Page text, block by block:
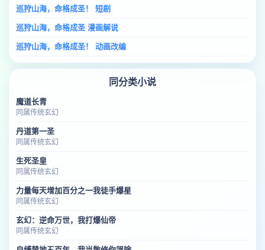
巡狩山海，命格成圣！ 短剧
巡狩山海，命格成圣 漫画解说
巡狩山海，命格成圣！ 动画改编
同分类小说
魔道长青
同属传统玄幻
丹道第一圣
同属传统玄幻
生死圣皇
同属传统玄幻
力量每天增加百分之一我徒手爆星
同属传统玄幻
玄幻：逆命万世，我打爆仙帝
同属传统玄幻